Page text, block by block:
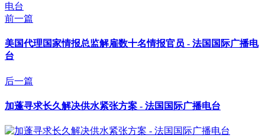
前一篇
美国代理国家情报总监解雇数十名情报官员 - 法国国际广播电
台
后一篇
加蓬寻求长久解决供水紧张方案 - 法国国际广播电台